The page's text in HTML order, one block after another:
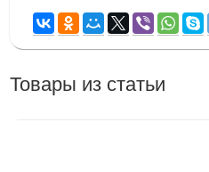
Товары из статьи